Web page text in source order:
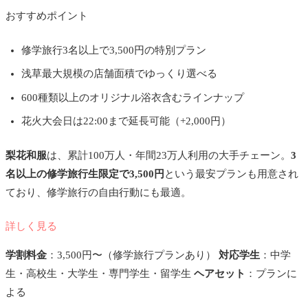
おすすめポイント
修学旅行3名以上で3,500円の特別プラン
浅草最大規模の店舗面積でゆっくり選べる
600種類以上のオリジナル浴衣含むラインナップ
花火大会日は22:00まで延長可能（+2,000円）
梨花和服は、累計100万人・年間23万人利用の大手チェーン。 3
名以上の修学旅行生限定で3,500円 という最安プランも用意され
ており、修学旅行の自由行動にも最適。
詳しく見る
学割料金 ：3,500円〜（修学旅行プランあり） 対応学生 ：中学
生・高校生・大学生・専門学生・留学生 ヘアセット ：プランに
よる